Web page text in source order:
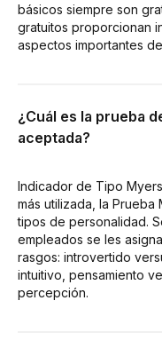
básicos siempre son
gratuitos proporcionan
aspectos importantes
¿Cuál es la prueba
aceptada?
Indicador de Tipo
más utilizada, la Prueba
tipos de personalidad.
empleados se les
rasgos: introvertido
intuitivo, pensamiento
percepción.